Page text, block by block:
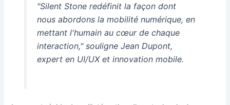
"Silent Stone redéfinit la façon dont
nous abordons la mobilité numérique, en
mettant l'humain au cœur de chaque
interaction," souligne Jean Dupont,
expert en UI/UX et innovation mobile.